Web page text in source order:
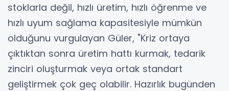
stoklarla değil, hızlı üretim, hızlı öğrenme ve
hızlı uyum sağlama kapasitesiyle mümkün
olduğunu vurgulayan Güler, "Kriz ortaya
çıktıktan sonra üretim hattı kurmak, tedarik
zinciri oluşturmak veya ortak standart
geliştirmek çok geç olabilir. Hazırlık bugünden